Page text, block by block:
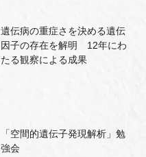
遺伝病の重症さを決める遺伝
因子の存在を解明 12年にわ
たる観察による成果
「空間的遺伝子発現解析」勉
強会